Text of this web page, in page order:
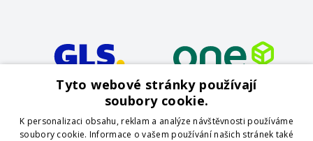
Tyto webové stránky používají
soubory cookie.
K personalizaci obsahu, reklam a analýze návštěvnosti používáme
soubory cookie. Informace o vašem používání našich stránek také